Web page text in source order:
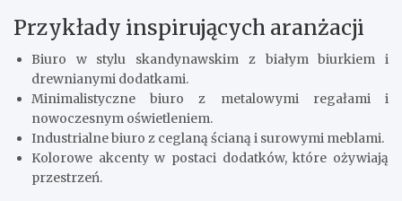
Przykłady inspirujących aranżacji
Biuro w stylu skandynawskim z białym biurkiem i
drewnianymi dodatkami.
Minimalistyczne biuro z metalowymi regałami i
nowoczesnym oświetleniem.
Industrialne biuro z ceglaną ścianą i surowymi meblami.
Kolorowe akcenty w postaci dodatków, które ożywiają
przestrzeń.